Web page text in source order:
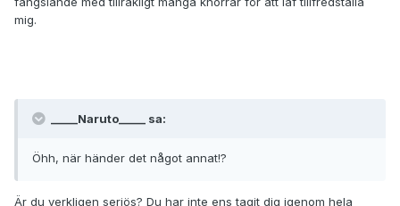
mig.
_____Naruto_____ sa:
Öhh, när händer det något annat!?
Är du verkligen seriös? Du har inte ens tagit dig igenom hela